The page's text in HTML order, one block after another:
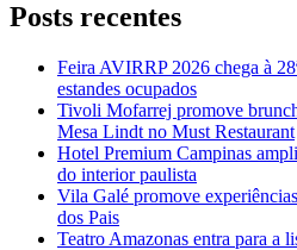
Posts recentes
Feira AVIRRP 2026 chega à
estandes ocupados
Tivoli Mofarrej promove
Mesa Lindt no Must Restaurant
Hotel Premium Campinas
do interior paulista
Vila Galé promove
dos Pais
Teatro Amazonas entra para a